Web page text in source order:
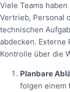
Viele Teams
Vertrieb, Personal
technischen
abdecken. Externe
Kontrolle über die
Planbare
folgen einem